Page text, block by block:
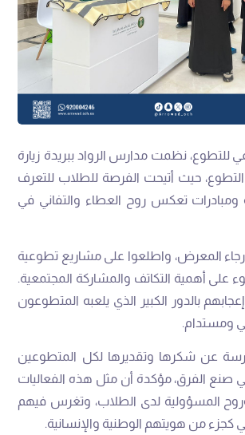
‬متنوعة‭ ‬تسلط‭ ‬الضوء‭ ‬على‭ ‬أهمية‭ ‬التكاتف‭ ‬والمشاركة‭ ‬المجتمعية‭.